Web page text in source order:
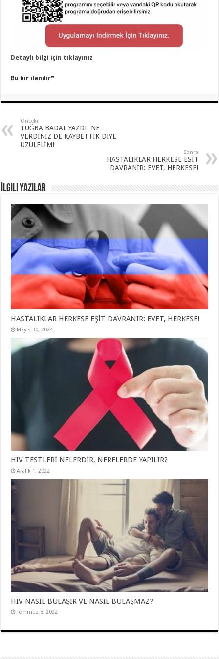
Detaylı bilgi için tıklayınız
Bu bir ilandır*
Önceki
TUĞBA BADAL YAZDI: NE
VERDİNİZ DE KAYBETTİK DİYE
ÜZÜLELİM!
Sonra
HASTALIKLAR HERKESE EŞİT
DAVRANIR: EVET, HERKESE!
İlgili yazılar
HASTALIKLAR HERKESE EŞİT DAVRANIR: EVET, HERKESE!
Mayıs 30, 2024
HIV TESTLERİ NELERDİR, NERELERDE YAPILIR?
Aralık 1, 2022
HIV NASIL BULAŞIR VE NASIL BULAŞMAZ?
Temmuz 8, 2022